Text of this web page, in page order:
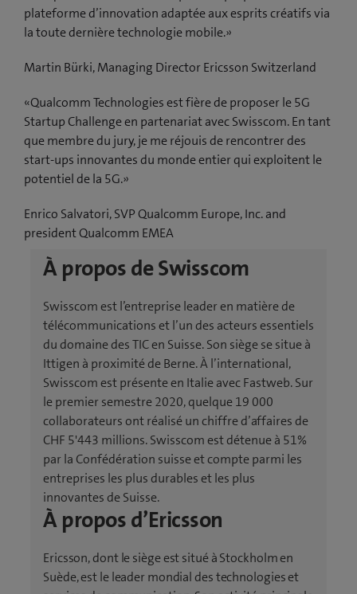
plateforme d’innovation adaptée aux esprits créatifs via
la toute dernière technologie mobile.»
Martin Bürki, Managing Director Ericsson Switzerland
«Qualcomm Technologies est fière de proposer le 5G
Startup Challenge en partenariat avec Swisscom. En tant
que membre du jury, je me réjouis de rencontrer des
start-ups innovantes du monde entier qui exploitent le
potentiel de la 5G.»
Enrico Salvatori, SVP Qualcomm Europe, Inc. and
president Qualcomm EMEA
À propos de Swisscom
Swisscom est l’entreprise leader en matière de
télécommunications et l’un des acteurs essentiels
du domaine des TIC en Suisse. Son siège se situe à
Ittigen à proximité de Berne. À l’international,
Swisscom est présente en Italie avec Fastweb. Sur
le premier semestre 2020, quelque 19 000
collaborateurs ont réalisé un chiffre d’affaires de
CHF 5'443 millions. Swisscom est détenue à 51%
par la Confédération suisse et compte parmi les
entreprises les plus durables et les plus
innovantes de Suisse.
À propos d’Ericsson
Ericsson, dont le siège est situé à Stockholm en
Suède, est le leader mondial des technologies et